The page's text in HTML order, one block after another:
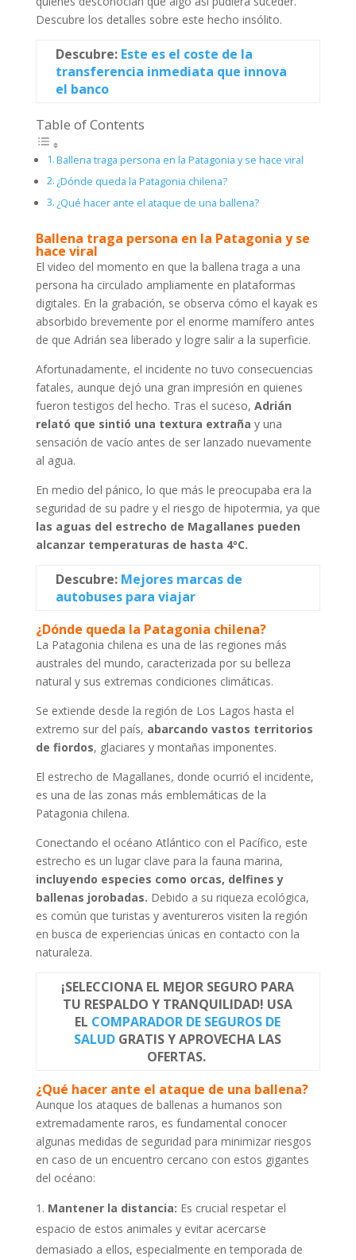
Descubre los detalles sobre este hecho insólito.
Descubre: Este es el coste de la
transferencia inmediata que innova
el banco
Table of Contents
Ballena traga persona en la Patagonia y se hace viral
¿Dónde queda la Patagonia chilena?
¿Qué hacer ante el ataque de una ballena?
Ballena traga persona en la Patagonia y se
hace viral
El video del momento en que la ballena traga a una
persona ha circulado ampliamente en plataformas
digitales. En la grabación, se observa cómo el kayak es
absorbido brevemente por el enorme mamífero antes
de que Adrián sea liberado y logre salir a la superficie.
Afortunadamente, el incidente no tuvo consecuencias
fatales, aunque dejó una gran impresión en quienes
fueron testigos del hecho. Tras el suceso, Adrián
relató que sintió una textura extraña y una
sensación de vacío antes de ser lanzado nuevamente
al agua.
En medio del pánico, lo que más le preocupaba era la
seguridad de su padre y el riesgo de hipotermia, ya que
las aguas del estrecho de Magallanes pueden
alcanzar temperaturas de hasta 4ºC.
Descubre: Mejores marcas de
autobuses para viajar
¿Dónde queda la Patagonia chilena?
La Patagonia chilena es una de las regiones más
australes del mundo, caracterizada por su belleza
natural y sus extremas condiciones climáticas.
Se extiende desde la región de Los Lagos hasta el
extremo sur del país, abarcando vastos territorios
de fiordos, glaciares y montañas imponentes.
El estrecho de Magallanes, donde ocurrió el incidente,
es una de las zonas más emblemáticas de la
Patagonia chilena.
Conectando el océano Atlántico con el Pacífico, este
estrecho es un lugar clave para la fauna marina,
incluyendo especies como orcas, delfines y
ballenas jorobadas. Debido a su riqueza ecológica,
es común que turistas y aventureros visiten la región
en busca de experiencias únicas en contacto con la
naturaleza.
¡SELECCIONA EL MEJOR SEGURO PARA
TU RESPALDO Y TRANQUILIDAD! USA
EL COMPARADOR DE SEGUROS DE
SALUD GRATIS Y APROVECHA LAS
OFERTAS.
¿Qué hacer ante el ataque de una ballena?
Aunque los ataques de ballenas a humanos son
extremadamente raros, es fundamental conocer
algunas medidas de seguridad para minimizar riesgos
en caso de un encuentro cercano con estos gigantes
del océano:
Mantener la distancia: Es crucial respetar el
espacio de estos animales y evitar acercarse
demasiado a ellos, especialmente en temporada de